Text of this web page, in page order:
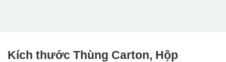
Kích thước Thùng Carton, Hộp